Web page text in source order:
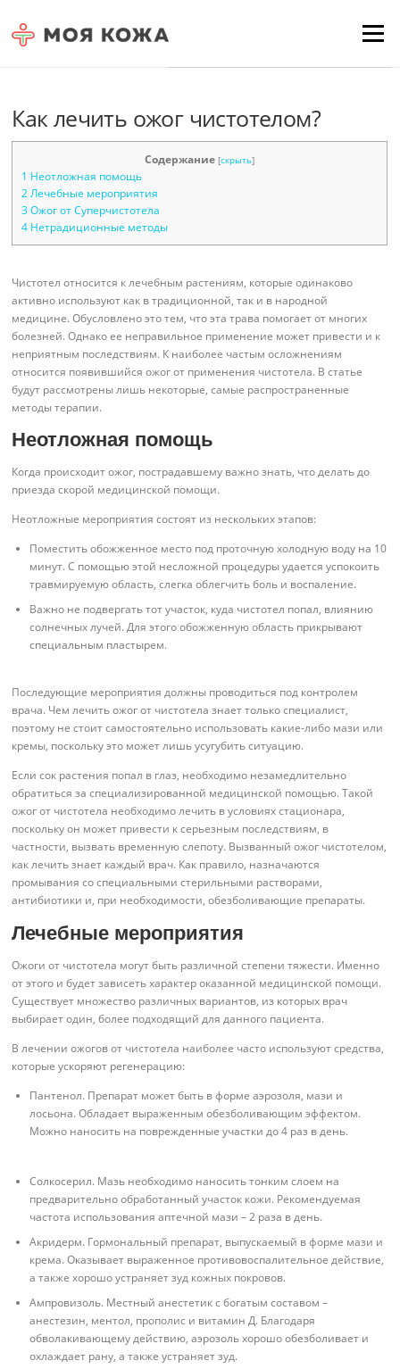
Menu
Как лечить ожог чистотелом?
Содержание [скрыть]
1 Неотложная помощь
2 Лечебные мероприятия
3 Ожог от Суперчистотела
4 Нетрадиционные методы
Чистотел относится к лечебным растениям, которые одинаково
активно используют как в традиционной, так и в народной
медицине. Обусловлено это тем, что эта трава помогает от многих
болезней. Однако ее неправильное применение может привести и к
неприятным последствиям. К наиболее частым осложнениям
относится появившийся ожог от применения чистотела. В статье
будут рассмотрены лишь некоторые, самые распространенные
методы терапии.
Неотложная помощь
Когда происходит ожог, пострадавшему важно знать, что делать до
приезда скорой медицинской помощи.
Неотложные мероприятия состоят из нескольких этапов:
Поместить обожженное место под проточную холодную воду на 10
минут. С помощью этой несложной процедуры удается успокоить
травмируемую область, слегка облегчить боль и воспаление.
Важно не подвергать тот участок, куда чистотел попал, влиянию
солнечных лучей. Для этого обожженную область прикрывают
специальным пластырем.
Последующие мероприятия должны проводиться под контролем
врача. Чем лечить ожог от чистотела знает только специалист,
поэтому не стоит самостоятельно использовать какие-либо мази или
кремы, поскольку это может лишь усугубить ситуацию.
Если сок растения попал в глаз, необходимо незамедлительно
обратиться за специализированной медицинской помощью. Такой
ожог от чистотела необходимо лечить в условиях стационара,
поскольку он может привести к серьезным последствиям, в
частности, вызвать временную слепоту. Вызванный ожог чистотелом,
как лечить знает каждый врач. Как правило, назначаются
промывания со специальными стерильными растворами,
антибиотики и, при необходимости, обезболивающие препараты.
Лечебные мероприятия
Ожоги от чистотела могут быть различной степени тяжести. Именно
от этого и будет зависеть характер оказанной медицинской помощи.
Существует множество различных вариантов, из которых врач
выбирает один, более подходящий для данного пациента.
В лечении ожогов от чистотела наиболее часто используют средства,
которые ускоряют регенерацию:
Пантенол. Препарат может быть в форме аэрозоля, мази и
лосьона. Обладает выраженным обезболивающим эффектом.
Можно наносить на поврежденные участки до 4 раз в день.
Солкосерил. Мазь необходимо наносить тонким слоем на
предварительно обработанный участок кожи. Рекомендуемая
частота использования аптечной мази – 2 раза в день.
Акридерм. Гормональный препарат, выпускаемый в форме мази и
крема. Оказывает выраженное противовоспалительное действие,
а также хорошо устраняет зуд кожных покровов.
Ампровизоль. Местный анестетик с богатым составом –
анестезин, ментол, прополис и витамин Д. Благодаря
обволакивающему действию, аэрозоль хорошо обезболивает и
охлаждает рану, а также устраняет зуд.
Для любых предложений по